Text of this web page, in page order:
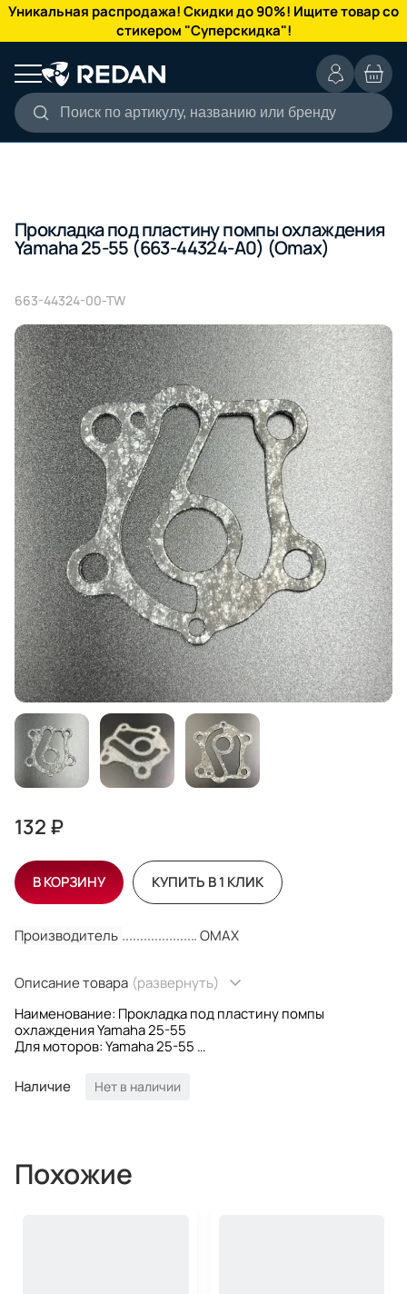
Уникальная распродажа! Скидки до 90%! Ищите товар со
стикером "Суперскидка"!
Поиск по артикулу, названию или бренду
КАТАЛОГ
Прокладка под пластину помпы охлаждения
Yamaha 25-55 (663-44324-A0) (Omax)
663-44324-00-TW
Производитель OMAX
Описание товара (развернуть)
Наименование: Прокладка под пластину помпы
охлаждения Yamaha 25-55
Для моторов: Yamaha 25-55
6634432400
Производитель: Kacawa
Наличие Нет в наличии
132 ₽
В КОРЗИНУ КУПИТЬ В 1 КЛИК
Похожие